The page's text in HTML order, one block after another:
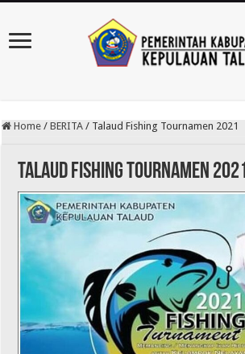
Home / BERITA / Talaud Fishing Tournamen 2021
Talaud Fishing Tournamen 2021